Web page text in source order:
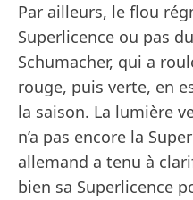
Par ailleurs, le flou
Superlicence ou pas
Schumacher, qui a
rouge, puis verte, en
la saison. La lumière
n’a pas encore la
allemand a tenu à
bien sa Superlicence